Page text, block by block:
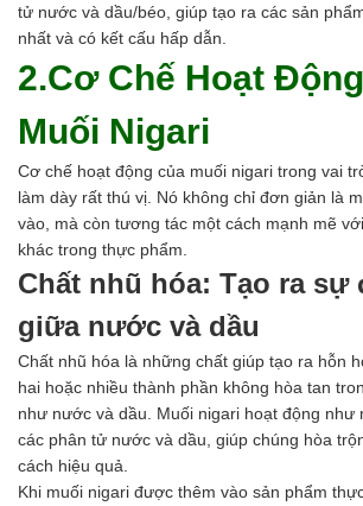
tử nước và dầu/béo, giúp tạo ra các sản
nhất và có kết cấu hấp dẫn.
2.Cơ Chế Hoạt
Muối Nigari
Cơ chế hoạt động của muối nigari trong vai
làm dày rất thú vị. Nó không chỉ đơn giản là
vào, mà còn tương tác một cách mạnh mẽ
khác trong thực phẩm.
Chất nhũ hóa: Tạo ra sự
giữa nước và dầu
Chất nhũ hóa là những chất giúp tạo ra hỗn
hai hoặc nhiều thành phần không hòa tan
như nước và dầu. Muối nigari hoạt động như
các phân tử nước và dầu, giúp chúng hòa
cách hiệu quả.
Khi muối nigari được thêm vào sản phẩm